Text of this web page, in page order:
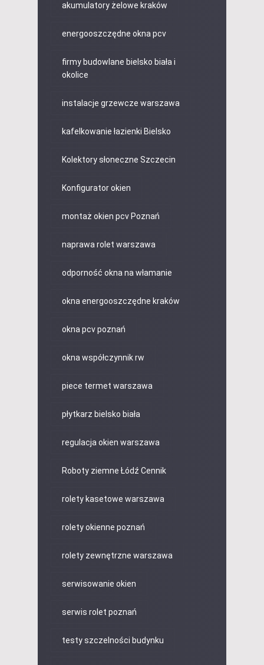
akumulatory żelowe kraków
energooszczędne okna pcv
firmy budowlane bielsko biała i
okolice
instalacje grzewcze warszawa
kafelkowanie łazienki Bielsko
Kolektory słoneczne Szczecin
Konfigurator okien
montaż okien pcv Poznań
naprawa rolet warszawa
odporność okna na włamanie
okna energooszczędne kraków
okna pcv poznań
okna współczynnik rw
piece termet warszawa
płytkarz bielsko biała
regulacja okien warszawa
Roboty ziemne Łódź Cennik
rolety kasetowe warszawa
rolety okienne poznań
rolety zewnętrzne warszawa
serwisowanie okien
serwis rolet poznań
testy szczelności budynku